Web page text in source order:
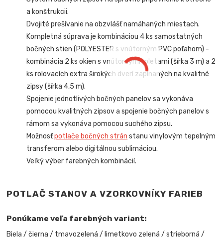
a konštrukcii.
Dvojité prešívanie na obzvlášť namáhaných miestach.
Kompletná súprava je kombináciou 4 ks samostatných
bočných stien (POLYESTER s vnútorným PVC poťahom) -
kombinácia 2 ks okien s vnútornými roletami (šírka 3 m) a 2
ks rolovacích extra širokých dverí zapínaných na kvalitné
zipsy (šírka 4,5 m).
Spojenie jednotlivých bočných panelov sa vykonáva
pomocou kvalitných zipsov a spojenie bočných panelov s
rámom sa vykonáva pomocou suchého zipsu.
Možnosťpotlače bočných strán stanu vinylovým tepelným
transferom alebo digitálnou sublimáciou.
Veľký výber farebných kombinácií.
POTLAČ STANOV A VZORKOVNÍKY FARIEB
Ponúkame veľa farebných variant:
Biela / čierna / tmavozelená / limetkovo zelená / strieborná /